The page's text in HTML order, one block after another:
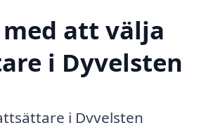
att välja
i Dyvelsten
i Dyvelsten